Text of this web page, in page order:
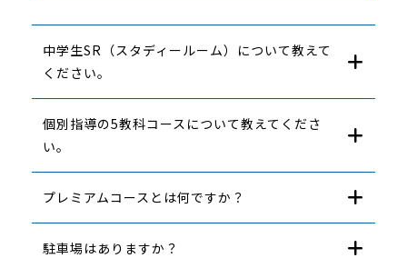
中学生SR（スタディールーム）について教えて
ください。
個別指導の5教科コースについて教えてくださ
い。
プレミアムコースとは何ですか？
駐車場はありますか？